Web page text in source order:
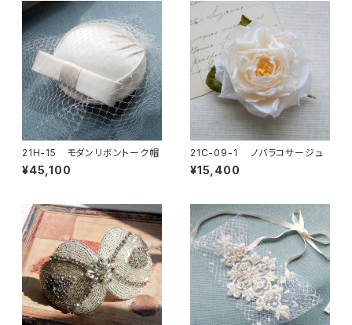
21H-15 モダンリボントーク帽
¥45,100
21C-09-1 ノバラコサージュ
¥15,400